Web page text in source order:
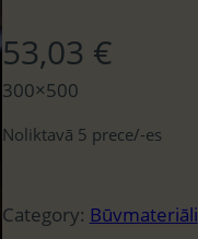
53,03 €
300×500
Noliktavā 5 prece/-es
Category: Būvmateriāli